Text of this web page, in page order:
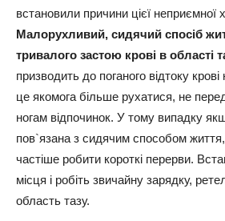
встановили причини цієї неприємної
Малорухливий, сидячий спосіб
тривалого застою крові в області
призводить до поганого відтоку
це якомога більше рухатися, не
ногам відпочинок. У тому випадку
пов`язана з сидячим способом
частіше робити короткі перерви.
місця і робіть звичайну зарядку,
область тазу.